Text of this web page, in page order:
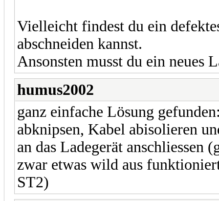
Vielleicht findest du ein
abschneiden kannst.
Ansonsten musst du ein neues
humus2002
ganz einfache Lösung
abknipsen, Kabel abisolieren
an das Ladegerät anschliessen
zwar etwas wild aus
ST2)